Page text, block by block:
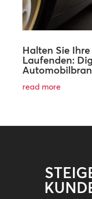
Halten Sie
Laufenden:
read more